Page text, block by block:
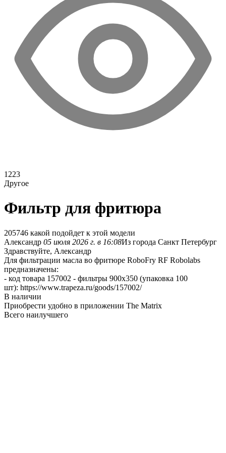
1223
Другое
Фильтр для фритюра
205746 какой подойдет к этой модели
Александр 05 июля 2026 г. в 16:08Из города Санкт Петербург
Здравствуйте, Александр
Для фильтрации масла во фритюре RoboFry RF Robolabs
предназначены:
- код товара 157002 - фильтры 900х350 (упаковка 100
шт): https://www.trapeza.ru/goods/157002/
В наличии
Приобрести удобно в приложении The Matrix
Всего наилучшего